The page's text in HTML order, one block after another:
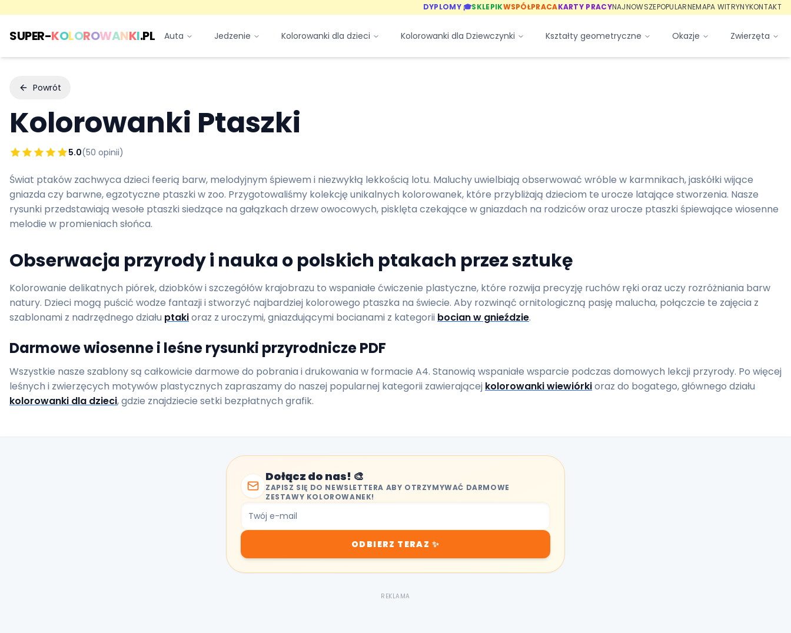
DYPLOMY 🎓SKLEPIKWSPÓŁPRACAKARTY PRACYNAJNOWSZEPOPULARNEMAPA WITRYNYKONTAKT
SUPER-KOLOROWANKI.PL Auta Jedzenie Kolorowanki dla dzieci Kolorowanki dla Dziewczynki Kształty geometryczne Okazje Zwierzęta
Powrót
Kolorowanki Ptaszki
5.0(50 opinii)
Świat ptaków zachwyca dzieci feerią barw, melodyjnym śpiewem i niezwykłą lekkością lotu. Maluchy uwielbiają obserwować wróble w karmnikach, jaskółki wijące
gniazda czy barwne, egzotyczne ptaszki w zoo. Przygotowaliśmy kolekcję unikalnych kolorowanek, które przybliżają dzieciom te urocze latające stworzenia. Nasze
rysunki przedstawiają wesołe ptaszki siedzące na gałązkach drzew owocowych, pisklęta czekające w gniazdach na rodziców oraz urocze ptaszki śpiewające wiosenne
melodie w promieniach słońca.
Obserwacja przyrody i nauka o polskich ptakach przez sztukę
Kolorowanie delikatnych piórek, dziobków i szczegółów krajobrazu to wspaniałe ćwiczenie plastyczne, które rozwija precyzję ruchów ręki oraz uczy rozróżniania barw
natury. Dzieci mogą puścić wodze fantazji i stworzyć najbardziej kolorowego ptaszka na świecie. Aby rozwinąć ornitologiczną pasję malucha, połączcie te zajęcia z
szablonami z nadrzędnego działu ptakioraz z uroczymi, gniazdującymi bocianami z kategorii bocian w gnieździe.
Darmowe wiosenne i leśne rysunki przyrodnicze PDF
Wszystkie nasze szablony są całkowicie darmowe do pobrania i drukowania w formacie A4. Stanowią wspaniałe wsparcie podczas domowych lekcji przyrody. Po więcej
leśnych i zwierzęcych motywów plastycznych zapraszamy do naszej popularnej kategorii zawierającej kolorowanki wiewiórkioraz do bogatego, głównego działu
kolorowanki dla dzieci, gdzie znajdziecie setki bezpłatnych grafik.
Dołącz do nas! 🎨
ZAPISZ SIĘ DO NEWSLETTERA ABY OTRZYMYWAĆ DARMOWE
ZESTAWY KOLOROWANEK!
ODBIERZ TERAZ ✨
REKLAMA